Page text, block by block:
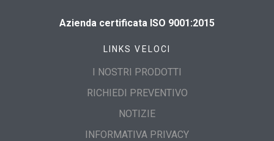
Azienda certificata ISO 9001:2015
LINKS VELOCI
I NOSTRI PRODOTTI
RICHIEDI PREVENTIVO
NOTIZIE
INFORMATIVA PRIVACY